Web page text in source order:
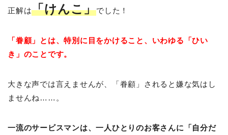
正解は「けんこ」でした！
「眷顧」とは、特別に目をかけること、いわゆる「ひい
き」のことです。
大きな声では言えませんが、「眷顧」されると嫌な気はし
ませんね……。
一流のサービスマンは、一人ひとりのお客さんに「自分だ